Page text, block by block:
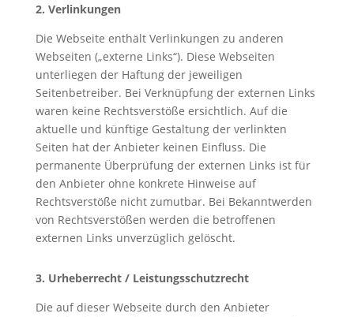
2. Verlinkungen
Die Webseite enthält Verlinkungen zu anderen
Webseiten („externe Links“). Diese Webseiten
unterliegen der Haftung der jeweiligen
Seitenbetreiber. Bei Verknüpfung der externen Links
waren keine Rechtsverstöße ersichtlich. Auf die
aktuelle und künftige Gestaltung der verlinkten
Seiten hat der Anbieter keinen Einfluss. Die
permanente Überprüfung der externen Links ist für
den Anbieter ohne konkrete Hinweise auf
Rechtsverstöße nicht zumutbar. Bei Bekanntwerden
von Rechtsverstößen werden die betroffenen
externen Links unverzüglich gelöscht.
3. Urheberrecht / Leistungsschutzrecht
Die auf dieser Webseite durch den Anbieter